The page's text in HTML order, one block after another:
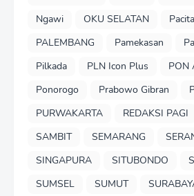
Ngawi
OKU SELATAN
PALEMBANG
Pamekasan
Pilkada
PLN Icon Plus
PON
Ponorogo
Prabowo Gibran
PURWAKARTA
REDAKSI PAGI
SAMBIT
SEMARANG
SINGAPURA
SITUBONDO
SUMSEL
SUMUT